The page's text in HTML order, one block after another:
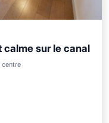
sur le canal
centreInternet